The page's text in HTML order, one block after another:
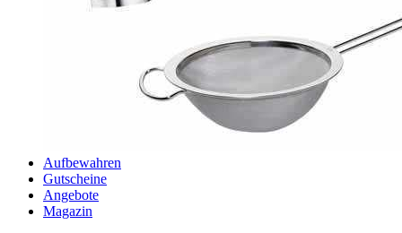
Aufbewahren
Gutscheine
Angebote
Magazin